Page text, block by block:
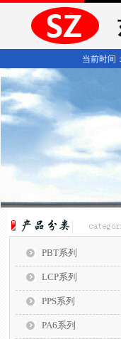
当前时间
PBT系列
LCP系列
PPS系列
PA6系列